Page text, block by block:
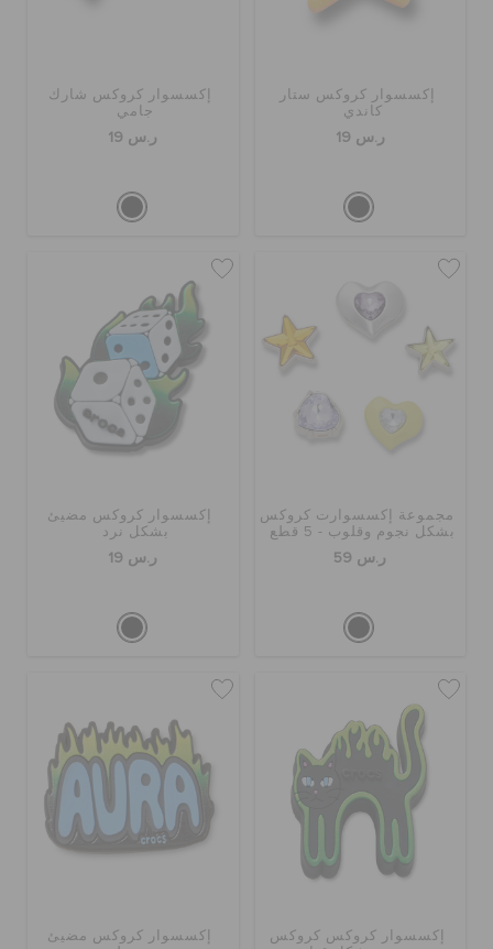
إكسسوار كروكس ستار
كاندي
ر.س 19
إكسسوار كروكس شارك
جامي
ر.س 19
مجموعة إكسسوارت كروكس
بشكل نجوم وقلوب - 5 قطع
ر.س 59
إكسسوار كروكس مضيئ
بشكل نرد
ر.س 19
إكسسوار كروكس كروكس
إكسسوار كروكس مضيئ